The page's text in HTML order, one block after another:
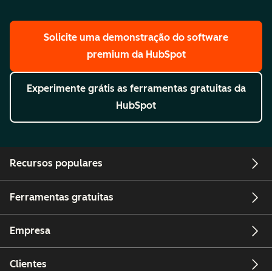
Solicite uma demonstração do software
premium da HubSpot
Experimente grátis as ferramentas gratuitas da
HubSpot
Recursos populares
Ferramentas gratuitas
Empresa
Clientes